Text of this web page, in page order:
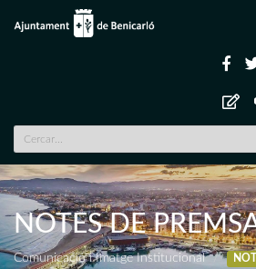
NOTES DE
Comunicació i Imatge Institucional